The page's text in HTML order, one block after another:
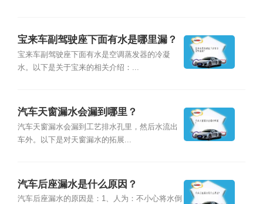
宝来车副驾驶座下面有水是哪里漏？
宝来车副驾驶座下面有水是空调蒸发器的冷凝
水。以下是关于宝来的相关介绍：...
汽车天窗漏水会漏到哪里？
汽车天窗漏水会漏到工艺排水孔里，然后水流出
车外。以下是对天窗漏水的拓展...
汽车后座漏水是什么原因？
汽车后座漏水的原因是：1、人为：不小心将水倒